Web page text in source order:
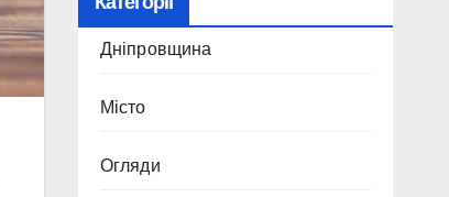
Дніпровщина
Місто
Огляди